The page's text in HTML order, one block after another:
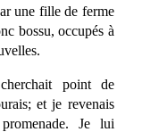
une fille de ferme
bossu, occupés à
point de
et je revenais
Je lui